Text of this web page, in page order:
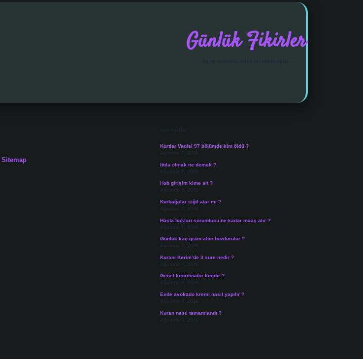
Günlük Fikirler
Sitemap
Son Yazılar
Kurtlar Vadisi 97 bölümde kim öldü ?
Ağustos 7, 2026
Ittıla olmak ne demek ?
Ağustos 7, 2026
Hub girişim kime ait ?
Ağustos 7, 2026
Kurbağalar siğil atar mı ?
Ağustos 7, 2026
Hasta hakları sorumlusu ne kadar maaş alır ?
Ağustos 7, 2026
Günlük kaç gram altın bozdurulur ?
Ağustos 7, 2026
Kuranı Kerim’de 3 sure nedir ?
Ağustos 7, 2026
Genel koordinatör kimdir ?
Ağustos 6, 2026
Evde avokado kremi nasıl yapılır ?
Ağustos 6, 2026
Kuran nasıl tamamlandı ?
Ağustos 6, 2026